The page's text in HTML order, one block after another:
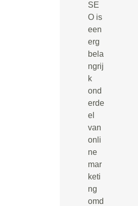
SE
O is
een
erg
bela
ngrij
k
ond
erde
el
van
onli
ne
mar
keti
ng
omd